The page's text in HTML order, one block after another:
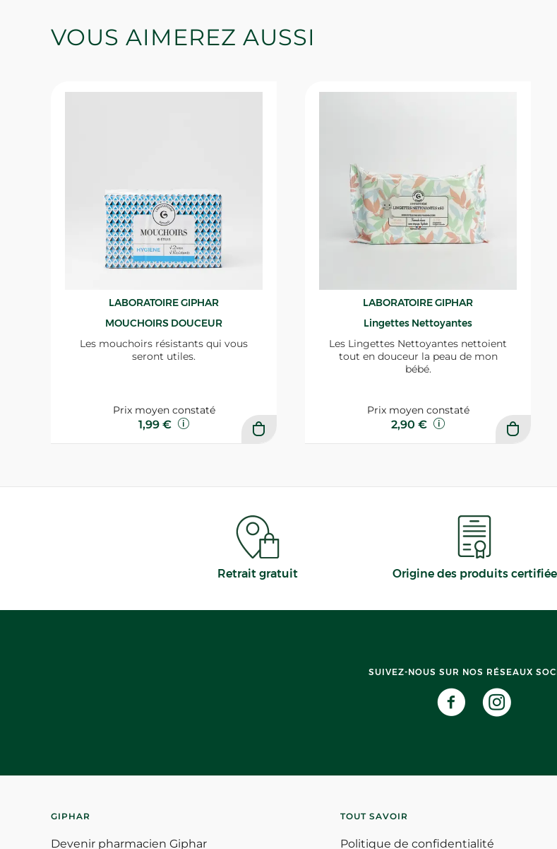
VOUS AIMEREZ AUSSI
LABORATOIRE GIPHAR
MOUCHOIRS DOUCEUR
Les mouchoirs résistants qui vous
seront utiles.
Prix moyen constaté
1,99 €
LABORATOIRE GIPHAR
Lingettes Nettoyantes
Les Lingettes Nettoyantes nettoient
tout en douceur la peau de mon
bébé.
Prix moyen constaté
2,90 €
Retrait gratuit Origine des produits certifiée
SUIVEZ-NOUS SUR NOS RÉSEAUX
GIPHAR
Devenir pharmacien Giphar
TOUT SAVOIR
Politique de confidentialité